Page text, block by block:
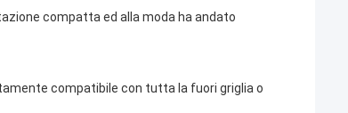
compatta ed alla moda ha andato
compatibile con tutta la fuori griglia o